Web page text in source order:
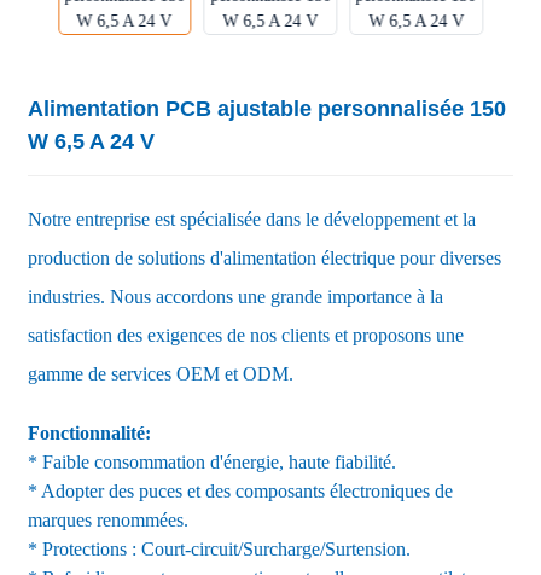
Alimentation PCB ajustable personnalisée 150
W 6,5 A 24 V
Notre entreprise est spécialisée dans le développement et la
production de solutions d'alimentation électrique pour diverses
industries. Nous accordons une grande importance à la
satisfaction des exigences de nos clients et proposons une
gamme de services OEM et ODM.
Fonctionnalité:
* Faible consommation d'énergie, haute fiabilité.
* Adopter des puces et des composants électroniques de
marques renommées.
* Protections : Court-circuit/Surcharge/Surtension.